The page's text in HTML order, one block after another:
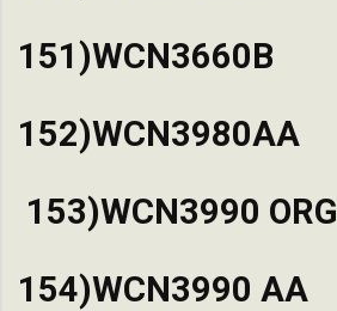
151)WCN3660B
152)WCN3980AA
153)WCN3990 ORG
154)WCN3990 AA